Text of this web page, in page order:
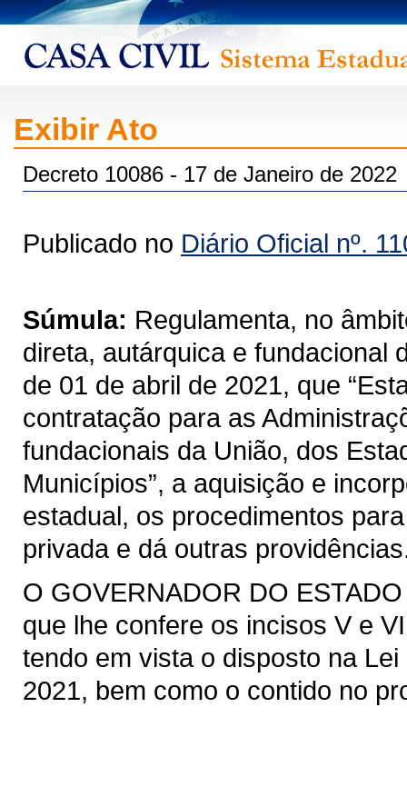
Exibir Ato
Decreto 10086 - 17 de Janeiro de 2022
Publicado no Diário Oficial nº.
Súmula: Regulamenta, no
direta, autárquica e fundacional
de 01 de abril de 2021, que
contratação para as
fundacionais da União, dos
Municípios”, a aquisição e
estadual, os procedimentos
privada e dá outras
O GOVERNADOR DO
que lhe confere os incisos V e
tendo em vista o disposto na
2021, bem como o contido no